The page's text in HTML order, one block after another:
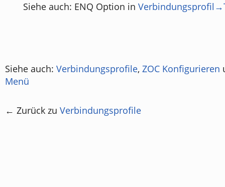
Siehe auch: ENQ Option in
Siehe auch: Verbindungsprofile, ZOC Konfigurieren
Menü
← Zurück zu Verbindungsprofile